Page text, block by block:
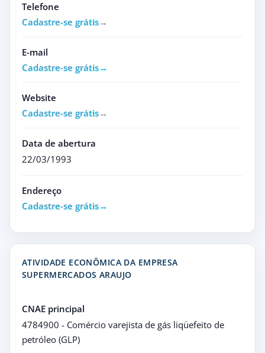
Telefone
Cadastre-se grátis
E-mail
Cadastre-se grátis
Website
Cadastre-se grátis
Data de abertura
22/03/1993
Endereço
Cadastre-se grátis
ATIVIDADE ECONÔMICA DA EMPRESA
SUPERMERCADOS ARAUJO
CNAE principal
4784900 - Comércio varejista de gás liqüefeito de
petróleo (GLP)